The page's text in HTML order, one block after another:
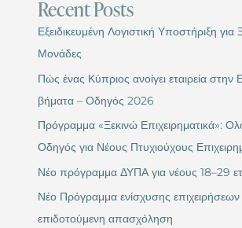
Recent Posts
Εξειδικευμένη Λογιστική Υποστήριξη για
Μονάδες
Πώς ένας Κύπριος ανοίγει εταιρεία στην
βήματα – Οδηγός 2026
Πρόγραμμα «Ξεκινώ Επιχειρηματικά»:
Οδηγός για Νέους Πτυχιούχους
Νέο πρόγραμμα ΔΥΠΑ για νέους 18–29
Νέο Πρόγραμμα ενίσχυσης επιχειρήσεων
επιδοτούμενη απασχόληση